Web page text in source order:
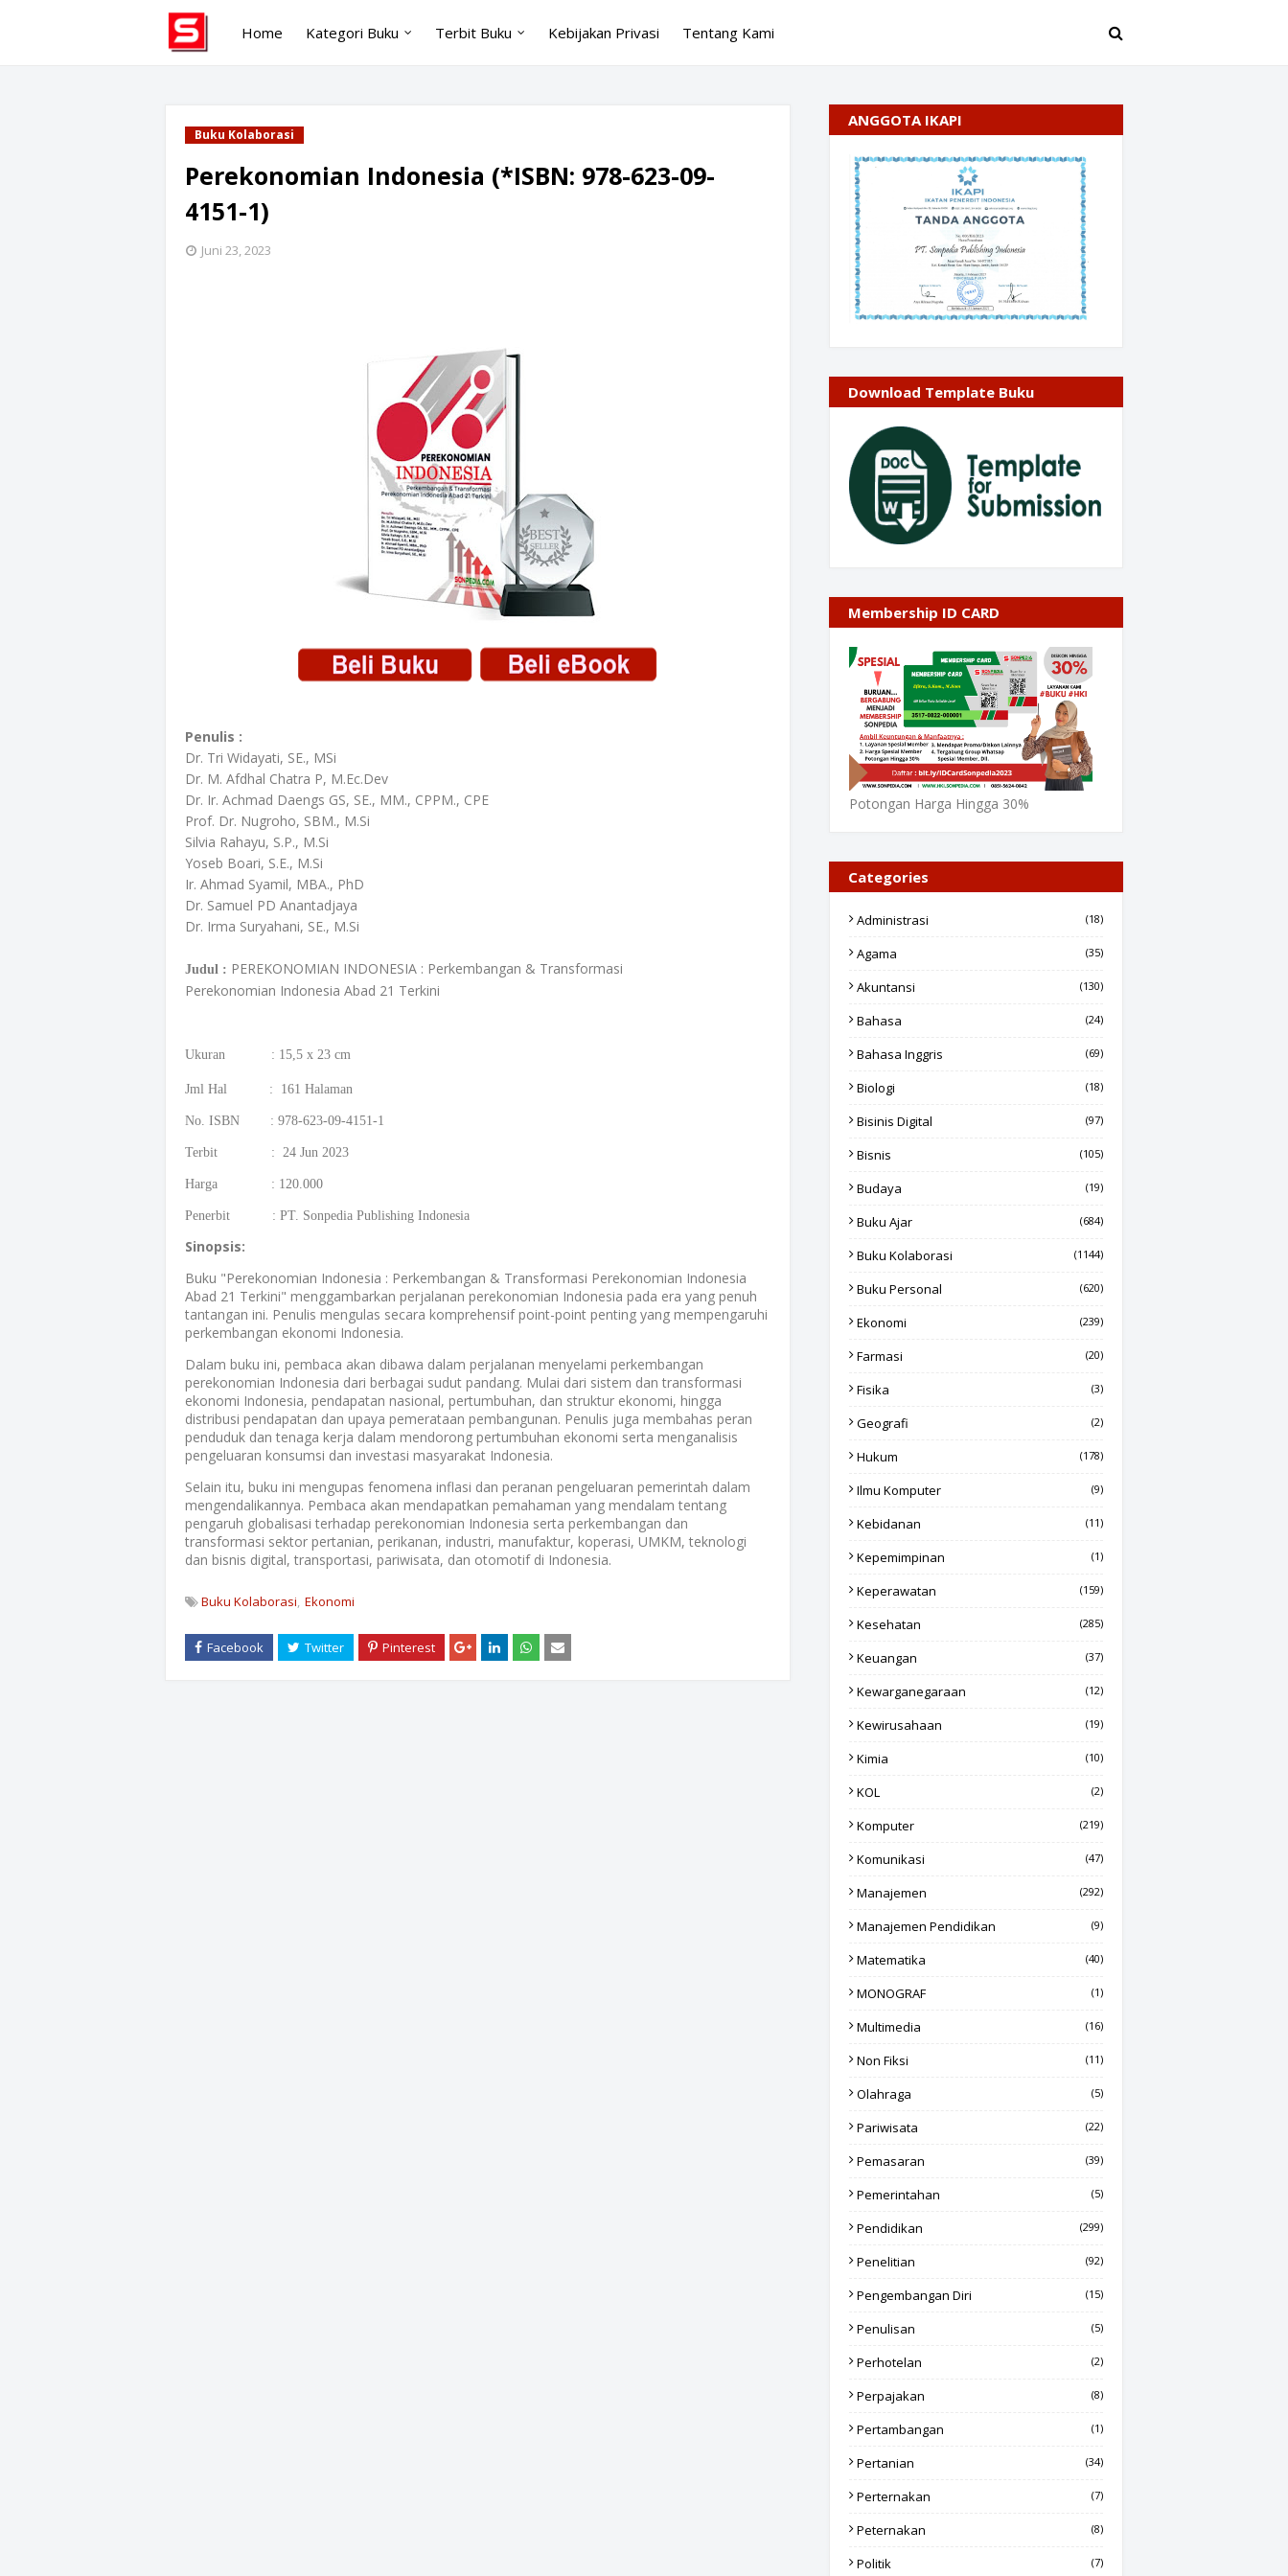
Home Kategori Buku Terbit Buku Kebijakan Privasi Tentang Kami
Buku Kolaborasi
Perekonomian Indonesia (*ISBN: 978-623-09-
4151-1)
Juni 23, 2023
Penulis :
Dr. Tri Widayati, SE., MSi
Dr. M. Afdhal Chatra P, M.Ec.Dev
Dr. Ir. Achmad Daengs GS, SE., MM., CPPM., CPE
Prof. Dr. Nugroho, SBM., M.Si
Silvia Rahayu, S.P., M.Si
Yoseb Boari, S.E., M.Si
Ir. Ahmad Syamil, MBA., PhD
Dr. Samuel PD Anantadjaya
Dr. Irma Suryahani, SE., M.Si
Judul : PEREKONOMIAN INDONESIA : Perkembangan & Transformasi
Perekonomian Indonesia Abad 21 Terkini
Ukuran : 15,5 x 23 cm
Jml Hal : 161 Halaman
No. ISBN : 978-623-09-4151-1
Terbit : 24 Jun 2023
Harga : 120.000
Penerbit : PT. Sonpedia Publishing Indonesia
Sinopsis:
Buku "Perekonomian Indonesia : Perkembangan & Transformasi Perekonomian Indonesia
Abad 21 Terkini" menggambarkan perjalanan perekonomian Indonesia pada era yang penuh
tantangan ini. Penulis mengulas secara komprehensif point-point penting yang mempengaruhi
perkembangan ekonomi Indonesia.
Dalam buku ini, pembaca akan dibawa dalam perjalanan menyelami perkembangan
perekonomian Indonesia dari berbagai sudut pandang. Mulai dari sistem dan transformasi
ekonomi Indonesia, pendapatan nasional, pertumbuhan, dan struktur ekonomi, hingga
distribusi pendapatan dan upaya pemerataan pembangunan. Penulis juga membahas peran
penduduk dan tenaga kerja dalam mendorong pertumbuhan ekonomi serta menganalisis
pengeluaran konsumsi dan investasi masyarakat Indonesia.
Selain itu, buku ini mengupas fenomena inflasi dan peranan pengeluaran pemerintah dalam
mengendalikannya. Pembaca akan mendapatkan pemahaman yang mendalam tentang
pengaruh globalisasi terhadap perekonomian Indonesia serta perkembangan dan
transformasi sektor pertanian, perikanan, industri, manufaktur, koperasi, UMKM, teknologi
dan bisnis digital, transportasi, pariwisata, dan otomotif di Indonesia.
Buku Kolaborasi Ekonomi
ANGGOTA IKAPI
Download Template Buku
Membership ID CARD
Potongan Harga Hingga 30%
Categories
Administrasi (18)
Agama (35)
Akuntansi (130)
Bahasa (24)
Bahasa Inggris (69)
Biologi (18)
Bisinis Digital (97)
Bisnis (105)
Budaya (19)
Buku Ajar (684)
Buku Kolaborasi (1144)
Buku Personal (620)
Ekonomi (239)
Farmasi (20)
Fisika (3)
Geografi (2)
Hukum (178)
Ilmu Komputer (9)
Kebidanan (11)
Kepemimpinan (1)
Keperawatan (159)
Kesehatan (285)
Keuangan (37)
Kewarganegaraan (12)
Kewirusahaan (19)
Kimia (10)
KOL (2)
Komputer (219)
Komunikasi (47)
Manajemen (292)
Manajemen Pendidikan (9)
Matematika (40)
MONOGRAF (1)
Multimedia (16)
Non Fiksi (11)
Olahraga (5)
Pariwisata (22)
Pemasaran (39)
Pemerintahan (5)
Pendidikan (299)
Penelitian (92)
Pengembangan Diri (15)
Penulisan (5)
Perhotelan (2)
Perpajakan (8)
Pertambangan (1)
Pertanian (34)
Perternakan (7)
Peternakan (8)
Politik (7)